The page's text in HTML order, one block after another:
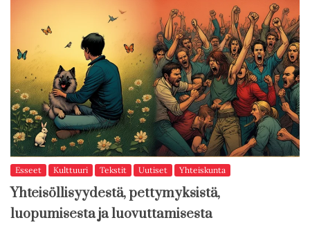
Esseet Kulttuuri Tekstit Uutiset Yhteiskunta
Yhteisöllisyydestä, pettymyksistä,
luopumisesta ja luovuttamisesta